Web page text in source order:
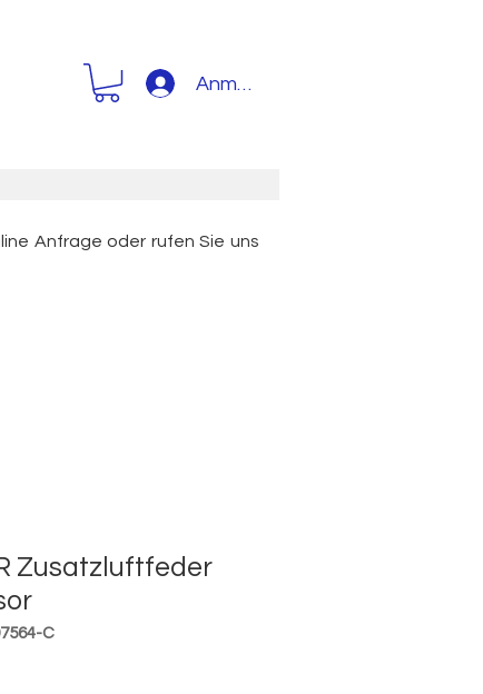
Anmelden
Anfrage oder rufen Sie uns
Zusatzluftfeder
C